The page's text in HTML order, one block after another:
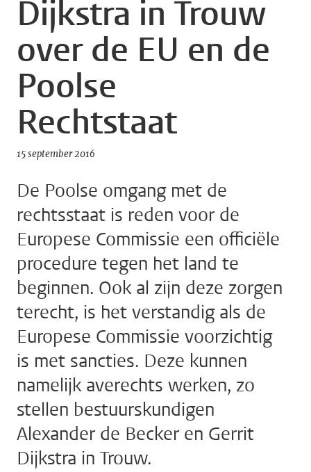
Dijkstra in Trouw
over de EU en de
Poolse
Rechtstaat
15 september 2016
De Poolse omgang met de
rechtsstaat is reden voor de
Europese Commissie een officiële
procedure tegen het land te
beginnen. Ook al zijn deze zorgen
terecht, is het verstandig als de
Europese Commissie voorzichtig
is met sancties. Deze kunnen
namelijk averechts werken, zo
stellen bestuurskundigen
Alexander de Becker en Gerrit
Dijkstra in Trouw.